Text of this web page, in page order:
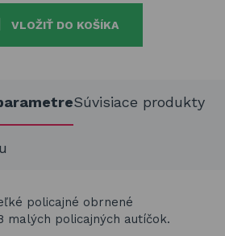
VLOŽIŤ DO KOŠÍKA
Súvisiace produkty
policajné obrnené
malých policajných autíčok.